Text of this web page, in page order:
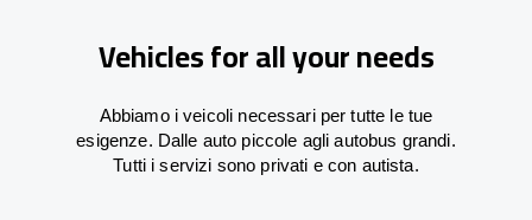
Vehicles for all your needs
Abbiamo i veicoli necessari per tutte le tue
esigenze. Dalle auto piccole agli autobus grandi.
Tutti i servizi sono privati e con autista.